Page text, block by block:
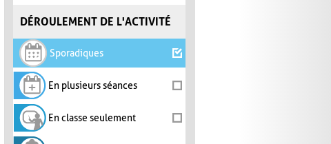
DÉROULEMENT DE L'ACTIVITÉ
Sporadiques
En plusieurs séances
En classe seulement